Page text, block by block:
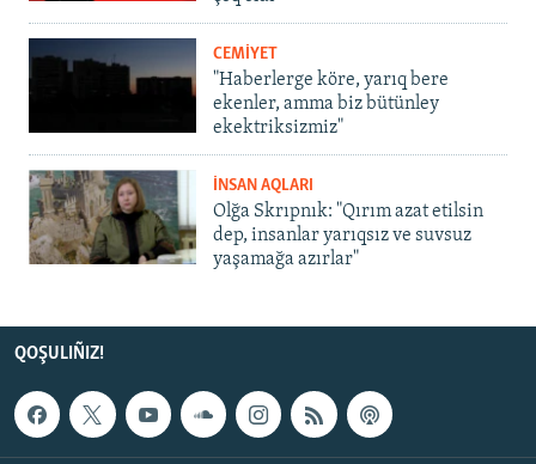
CEMİYET
"Haberlerge köre, yarıq bere
ekenler, amma biz bütünley
ekektriksizmiz"
İNSAN AQLARI
Olğa Skrıpnık: "Qırım azat etilsin
dep, insanlar yarıqsız ve suvsuz
yaşamağa azırlar"
QOŞULIÑIZ!